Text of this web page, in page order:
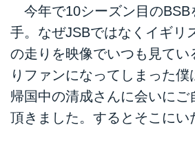
今年で10シーズン目のBSB
手。なぜJSBではなくイギリ
の走りを映像でいつも見てい
りファンになってしまった僕
帰国中の清成さんに会いにご
頂きました。するとそこに